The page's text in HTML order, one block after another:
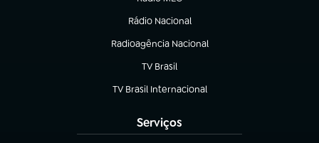
(abre em nova aba)
Rádio Nacional
Radioagência Nacional
(abre em nova aba)
TV Brasil
(abre em nova aba)
TV Brasil Internacional
(abre em nova aba)
Serviços